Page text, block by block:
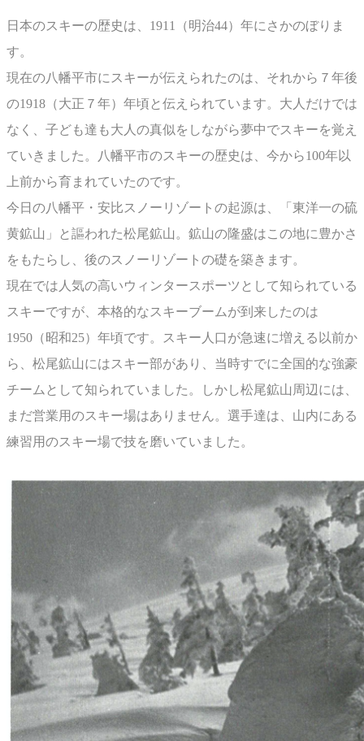
日本のスキーの歴史は、1911（明治44）年にさかのぼりま
す。
現在の八幡平市にスキーが伝えられたのは、それから７年後
の1918（大正７年）年頃と伝えられています。大人だけでは
なく、子ども達も大人の真似をしながら夢中でスキーを覚え
ていきました。八幡平市のスキーの歴史は、今から100年以
上前から育まれていたのです。
今日の八幡平・安比スノーリゾートの起源は、「東洋一の硫
黄鉱山」と謳われた松尾鉱山。鉱山の隆盛はこの地に豊かさ
をもたらし、後のスノーリゾートの礎を築きます。
現在では人気の高いウィンタースポーツとして知られている
スキーですが、本格的なスキーブームが到来したのは
1950（昭和25）年頃です。スキー人口が急速に増える以前か
ら、松尾鉱山にはスキー部があり、当時すでに全国的な強豪
チームとして知られていました。しかし松尾鉱山周辺には、
まだ営業用のスキー場はありません。選手達は、山内にある
練習用のスキー場で技を磨いていました。